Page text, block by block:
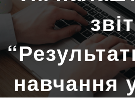
звіт
навчання